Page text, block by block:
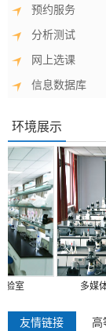
预约服务
分析测试
网上选课
信息数据库
环境展示
多媒体显微
友情链接 高